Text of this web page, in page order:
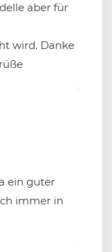
aber für
wird. Danke
ein guter
immer in